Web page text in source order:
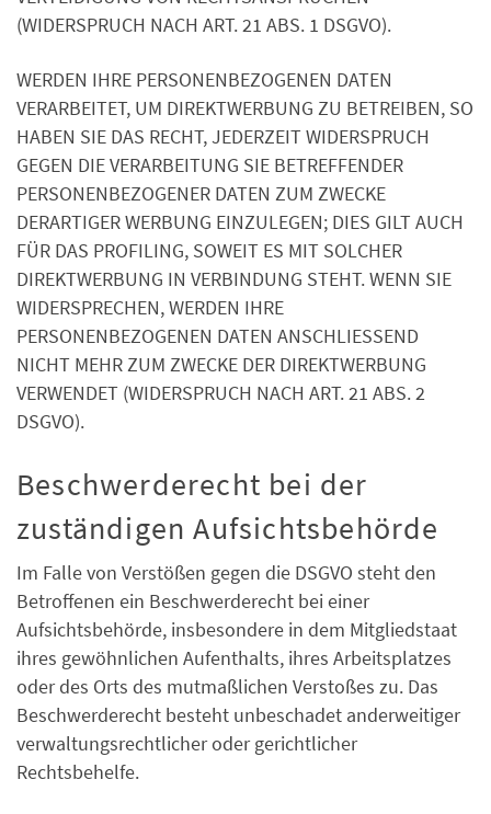
(WIDERSPRUCH NACH ART. 21 ABS. 1 DSGVO).
WERDEN IHRE PERSONENBEZOGENEN DATEN
VERARBEITET, UM DIREKTWERBUNG ZU BETREIBEN, SO
HABEN SIE DAS RECHT, JEDERZEIT WIDERSPRUCH
GEGEN DIE VERARBEITUNG SIE BETREFFENDER
PERSONENBEZOGENER DATEN ZUM ZWECKE
DERARTIGER WERBUNG EINZULEGEN; DIES GILT AUCH
FÜR DAS PROFILING, SOWEIT ES MIT SOLCHER
DIREKTWERBUNG IN VERBINDUNG STEHT. WENN SIE
WIDERSPRECHEN, WERDEN IHRE
PERSONENBEZOGENEN DATEN ANSCHLIESSEND
NICHT MEHR ZUM ZWECKE DER DIREKTWERBUNG
VERWENDET (WIDERSPRUCH NACH ART. 21 ABS. 2
DSGVO).
Beschwerde­recht bei der
zuständigen Aufsichts­behörde
Im Falle von Verstößen gegen die DSGVO steht den
Betroffenen ein Beschwerderecht bei einer
Aufsichtsbehörde, insbesondere in dem Mitgliedstaat
ihres gewöhnlichen Aufenthalts, ihres Arbeitsplatzes
oder des Orts des mutmaßlichen Verstoßes zu. Das
Beschwerderecht besteht unbeschadet anderweitiger
verwaltungsrechtlicher oder gerichtlicher
Rechtsbehelfe.